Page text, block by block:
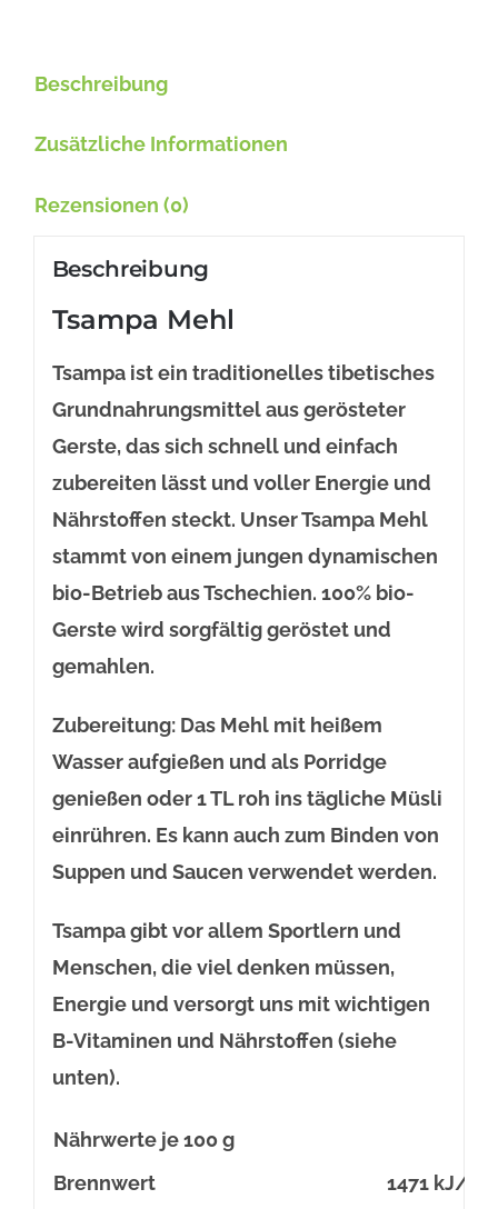
Beschreibung
Zusätzliche Informationen
Rezensionen (0)
Beschreibung
Tsampa Mehl
Tsampa ist ein traditionelles tibetisches
Grundnahrungsmittel aus gerösteter
Gerste, das sich schnell und einfach
zubereiten lässt und voller Energie und
Nährstoffen steckt. Unser Tsampa Mehl
stammt von einem jungen dynamischen
bio-Betrieb aus Tschechien. 100% bio-
Gerste wird sorgfältig geröstet und
gemahlen.
Zubereitung: Das Mehl mit heißem
Wasser aufgießen und als Porridge
genießen oder 1 TL roh ins tägliche Müsli
einrühren. Es kann auch zum Binden von
Suppen und Saucen verwendet werden.
Tsampa gibt vor allem Sportlern und
Menschen, die viel denken müssen,
Energie und versorgt uns mit wichtigen
B-Vitaminen und Nährstoffen (siehe
unten).
Nährwerte je 100 g
Brennwert
1471 kJ/